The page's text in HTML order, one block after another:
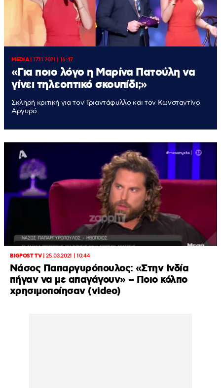
MEDIA|17.11.2021 | 16:47
«Για ποιο λόγο η Μαρίνα Πατούλη να
γίνει τηλεοπτικό σκουπίδι;»
Σκληρή κριτική για τον Τριαντάφυλλο και τον Κωνσταντίνο
Αργυρό.
BIGPOST TV|25.03.2021 | 10:44
Νάσος Παπαργυρόπουλος: «Στην Ινδία
πήγαν να με απαγάγουν» – Ποιο κόλπο
χρησιμοποίησαν (video)